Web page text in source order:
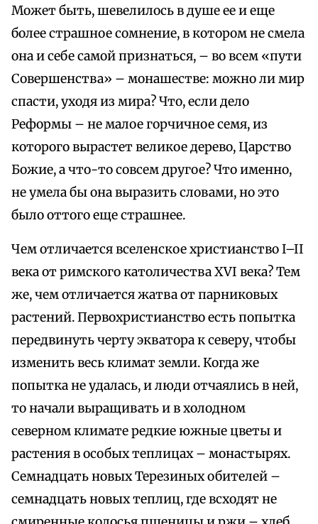
Может быть, шевелилось в душе ее и еще
более страшное сомнение, в котором не смела
она и себе самой признаться, – во всем «пути
Совершенства» – монашестве: можно ли мир
спасти, уходя из мира? Что, если дело
Реформы – не малое горчичное семя, из
которого вырастет великое дерево, Царство
Божие, а что-то совсем другое? Что именно,
не умела бы она выразить словами, но это
было оттого еще страшнее.
Чем отличается вселенское христианство I–II
века от римского католичества XVI века? Тем
же, чем отличается жатва от парниковых
растений. Первохристианство есть попытка
передвинуть черту экватора к северу, чтобы
изменить весь климат земли. Когда же
попытка не удалась, и люди отчаялись в ней,
то начали выращивать и в холодном
северном климате редкие южные цветы и
растения в особых теплицах – монастырях.
Семнадцать новых Терезиных обителей –
семнадцать новых теплиц, где всходят не